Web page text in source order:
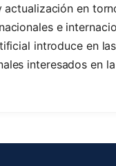
en
e
introduce en
interesados en